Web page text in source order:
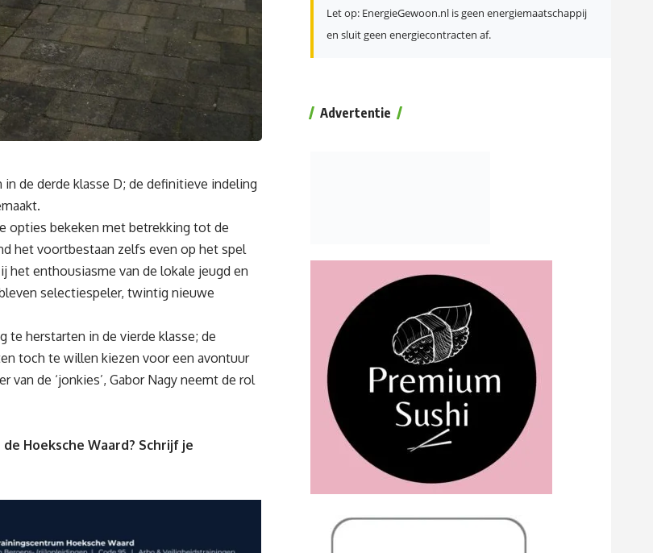
in de derde klasse D; de definitieve indeling
opties bekeken met betrekking tot de
het voortbestaan zelfs even op het spel
het enthousiasme van de lokale jeugd en
selectiespeler, twintig nieuwe
te herstarten in de vierde klasse; de
toch te willen kiezen voor een avontuur
van de ‘jonkies’, Gabor Nagy neemt de rol
Hoeksche Waard? Schrijf je
Let op: EnergieGewoon.nl is geen energiemaatschappij
en sluit geen energiecontracten af.
Advertentie